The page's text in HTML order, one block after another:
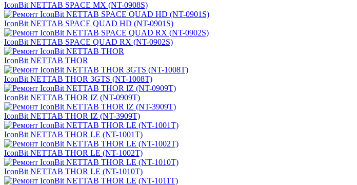
IconBit NETTAB SPACE MX (NT-0908S)
IconBit NETTAB SPACE QUAD HD (NT-0901S)
IconBit NETTAB SPACE QUAD RX (NT-0902S)
IconBit NETTAB THOR
IconBit NETTAB THOR 3GTS (NT-1008T)
IconBit NETTAB THOR IZ (NT-0909T)
IconBit NETTAB THOR IZ (NT-3909T)
IconBit NETTAB THOR LE (NT-1001T)
IconBit NETTAB THOR LE (NT-1002T)
IconBit NETTAB THOR LE (NT-1010T)